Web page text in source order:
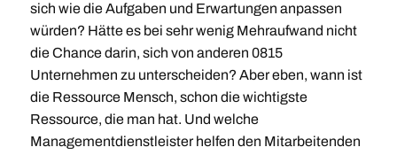
sich wie die Aufgaben und Erwartungen anpassen
würden? Hätte es bei sehr wenig Mehraufwand nicht
die Chance darin, sich von anderen 0815
Unternehmen zu unterscheiden? Aber eben, wann ist
die Ressource Mensch, schon die wichtigste
Ressource, die man hat. Und welche
Managementdienstleister helfen den Mitarbeitenden